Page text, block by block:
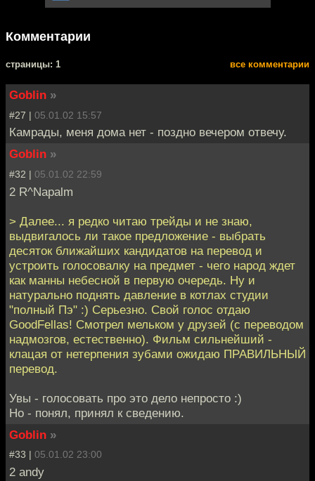
Комментарии
cтраницы: 1 все комментарии
Goblin »
#27 | 05.01.02 15:57
Камрады, меня дома нет - поздно вечером отвечу.
Goblin »
#32 | 05.01.02 22:59
2 R^Napalm
> Далее... я редко читаю трейды и не знаю,
выдвигалось ли такое предложение - выбрать
десяток ближайших кандидатов на перевод и
устроить голосовалку на предмет - чего народ ждет
как манны небесной в первую очередь. Ну и
натурально поднять давление в котлах студии
"полный Пэ" :) Серьезно. Свой голос отдаю
GoodFellas! Смотрел мельком у друзей (с переводом
надмозгов, естественно). Фильм сильнейший -
клацая от нетерпения зубами ожидаю ПРАВИЛЬНЫЙ
перевод.
Увы - голосовать про это дело непросто :)
Но - понял, принял к сведению.
Goblin »
#33 | 05.01.02 23:00
2 andy